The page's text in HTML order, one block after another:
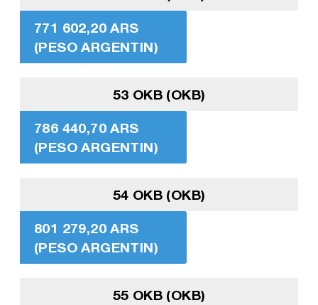
771 602,20 ARS
(PESO ARGENTIN)
53 OKB (OKB)
786 440,70 ARS
(PESO ARGENTIN)
54 OKB (OKB)
801 279,20 ARS
(PESO ARGENTIN)
55 OKB (OKB)